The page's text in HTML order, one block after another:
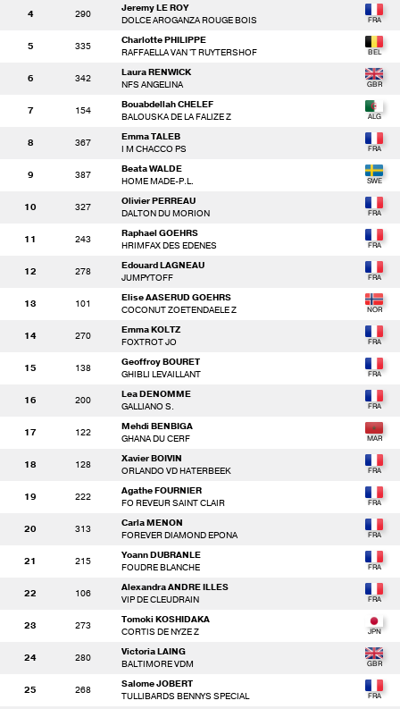
4 290
Jeremy LE ROY
DOLCE AROGANZA ROUGE BOIS
5 335
Charlotte PHILIPPE
RAFFAELLA VAN 'T RUYTERSHOF
6 342
Laura RENWICK
NFS ANGELINA
7 154
Bouabdellah CHELEF
BALOUSKA DE LA FALIZE Z
8 367
Emma TALEB
I M CHACCO PS
9 387
Beata WALDE
HOME MADE-P.L.
10 327
Olivier PERREAU
DALTON DU MORION
11 243
Raphael GOEHRS
HRIMFAX DES EDENES
12 278
Edouard LAGNEAU
JUMPYTOFF
13 101
Elise AASERUD GOEHRS
COCONUT ZOETENDAELE Z
14 270
Emma KOLTZ
FOXTROT JO
15 138
Geoffroy BOURET
GHIBLI LEVAILLANT
16 200
Lea DENOMME
GALLIANO S.
17 122
Mehdi BENBIGA
GHANA DU CERF
18 128
Xavier BOIVIN
ORLANDO VD HATERBEEK
19 222
Agathe FOURNIER
FO REVEUR SAINT CLAIR
20 313
Carla MENON
FOREVER DIAMOND EPONA
21 215
Yoann DUBRANLE
FOUDRE BLANCHE
22 106
Alexandra ANDRE ILLES
VIP DE CLEUDRAIN
23 273
Tomoki KOSHIDAKA
CORTIS DE NYZE Z
24 280
Victoria LAING
BALTIMORE VDM
25 268
Salome JOBERT
TULLIBARDS BENNYS SPECIAL